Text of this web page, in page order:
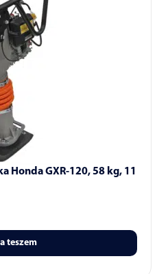
Honda GXR-120, 58 kg, 11
teszem